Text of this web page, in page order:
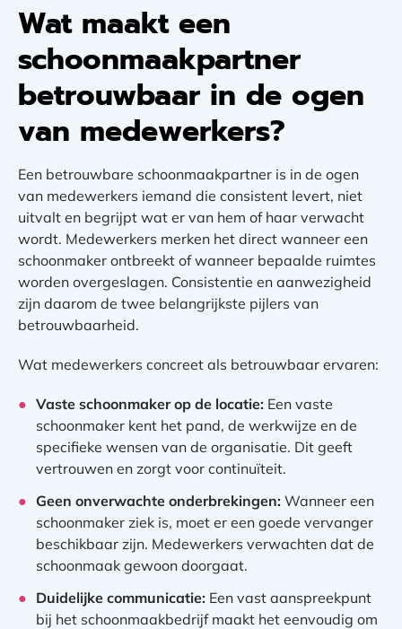
Wat maakt een
schoonmaakpartner
betrouwbaar in de ogen
van medewerkers?
Een betrouwbare schoonmaakpartner is in de ogen
van medewerkers iemand die consistent levert, niet
uitvalt en begrijpt wat er van hem of haar verwacht
wordt. Medewerkers merken het direct wanneer een
schoonmaker ontbreekt of wanneer bepaalde ruimtes
worden overgeslagen. Consistentie en aanwezigheid
zijn daarom de twee belangrijkste pijlers van
betrouwbaarheid.
Wat medewerkers concreet als betrouwbaar ervaren:
Vaste schoonmaker op de locatie: Een vaste
schoonmaker kent het pand, de werkwijze en de
specifieke wensen van de organisatie. Dit geeft
vertrouwen en zorgt voor continuïteit.
Geen onverwachte onderbrekingen: Wanneer een
schoonmaker ziek is, moet er een goede vervanger
beschikbaar zijn. Medewerkers verwachten dat de
schoonmaak gewoon doorgaat.
Duidelijke communicatie: Een vast aanspreekpunt
bij het schoonmaakbedrijf maakt het eenvoudig om